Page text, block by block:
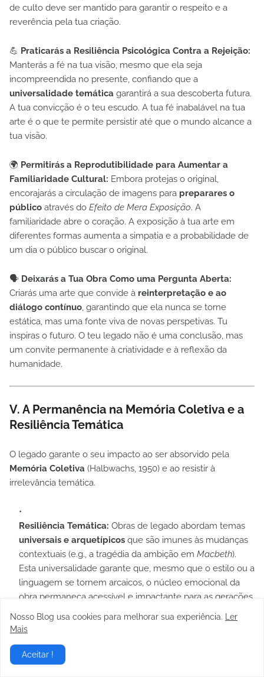
de culto deve ser mantido para garantir o respeito e a
reverência pela tua criação.
💪 Praticarás a Resiliência Psicológica Contra a Rejeição:
Manterás a fé na tua visão, mesmo que ela seja
incompreendida no presente, confiando que a
universalidade temática garantirá a sua descoberta futura.
A tua convicção é o teu escudo. A tua fé inabalável na tua
arte é o que te permite persistir até que o mundo alcance a
tua visão.
🌍 Permitirás a Reprodutibilidade para Aumentar a
Familiaridade Cultural: Embora protejas o original,
encorajarás a circulação de imagens para preparares o
público através do Efeito de Mera Exposição. A
familiaridade abre o coração. A exposição à tua arte em
diferentes formas aumenta a simpatia e a probabilidade de
um dia o público buscar o original.
🗣️ Deixarás a Tua Obra Como uma Pergunta Aberta:
Criarás uma arte que convide à reinterpretação e ao
diálogo contínuo, garantindo que ela nunca se torne
estática, mas uma fonte viva de novas perspetivas. Tu
inspiras o futuro. O teu legado não é uma conclusão, mas
um convite permanente à criatividade e à reflexão da
humanidade.
V. A Permanência na Memória Coletiva e a
Resiliência Temática
O legado garante o seu impacto ao ser absorvido pela
Memória Coletiva (Halbwachs, 1950) e ao resistir à
irrelevância temática.
Resiliência Temática: Obras de legado abordam temas
universais e arquetípicos que são imunes às mudanças
contextuais (e.g., a tragédia da ambição em Macbeth).
Esta universalidade garante que, mesmo que o estilo ou a
linguagem se tornem arcaicos, o núcleo emocional da
obra permaneça acessível e impactante para as gerações
futuras.
Institucionalização Cultural:
institucionalização
Nosso Blog usa cookies para melhorar sua experiência.
Ler
Mais
Aceitar !